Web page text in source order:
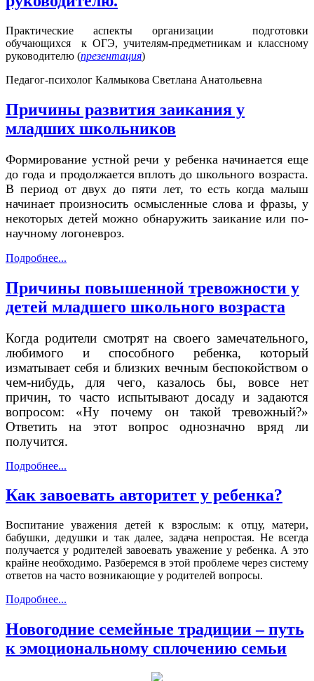
Практические аспекты организации подготовки
обучающихся к ОГЭ, учителям-предметникам и классному
руководителю (презентация)
Педагог-психолог Калмыкова Светлана Анатольевна
Причины развития заикания у
младших школьников
Формирование устной речи у ребенка начинается еще
до года и продолжается вплоть до школьного возраста.
В период от двух до пяти лет, то есть когда малыш
начинает произносить осмысленные слова и фразы, у
некоторых детей можно обнаружить заикание или по-
научному логоневроз.
Подробнее...
Причины повышенной тревожности у
детей младшего школьного возраста
Когда родители смотрят на своего замечательного,
любимого и способного ребенка, который
изматывает себя и близких вечным беспокойством о
чем-нибудь, для чего, казалось бы, вовсе нет
причин, то часто испытывают досаду и задаются
вопросом: «Ну почему он такой тревожный?»
Ответить на этот вопрос однозначно вряд ли
получится.
Подробнее...
Как завоевать авторитет у ребенка?
Воспитание уважения детей к взрослым: к отцу, матери,
бабушки, дедушки и так далее, задача непростая. Не всегда
получается у родителей завоевать уважение у ребенка. А это
крайне необходимо. Разберемся в этой проблеме через систему
ответов на часто возникающие у родителей вопросы.
Подробнее...
Новогодние семейные традиции – путь
к эмоциональному сплочению семьи